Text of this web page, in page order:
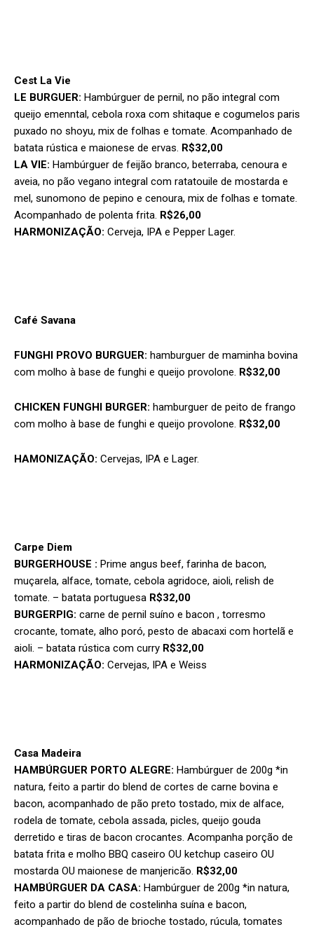
Cest La Vie
LE BURGUER: Hambúrguer de pernil, no pão integral com
queijo emenntal, cebola roxa com shitaque e cogumelos paris
puxado no shoyu, mix de folhas e tomate. Acompanhado de
batata rústica e maionese de ervas. R$32,00
LA VIE: Hambúrguer de feijão branco, beterraba, cenoura e
aveia, no pão vegano integral com ratatouile de mostarda e
mel, sunomono de pepino e cenoura, mix de folhas e tomate.
Acompanhado de polenta frita. R$26,00
HARMONIZAÇÃO: Cerveja, IPA e Pepper Lager.
Café Savana
FUNGHI PROVO BURGUER: hamburguer de maminha bovina
com molho à base de funghi e queijo provolone. R$32,00
CHICKEN FUNGHI BURGER: hamburguer de peito de frango
com molho à base de funghi e queijo provolone. R$32,00
HAMONIZAÇÃO: Cervejas, IPA e Lager.
Carpe Diem
BURGERHOUSE : Prime angus beef, farinha de bacon,
muçarela, alface, tomate, cebola agridoce, aioli, relish de
tomate. – batata portuguesa R$32,00
BURGERPIG: carne de pernil suíno e bacon , torresmo
crocante, tomate, alho poró, pesto de abacaxi com hortelã e
aioli. – batata rústica com curry R$32,00
HARMONIZAÇÃO: Cervejas, IPA e Weiss
Casa Madeira
HAMBÚRGUER PORTO ALEGRE: Hambúrguer de 200g *in
natura, feito a partir do blend de cortes de carne bovina e
bacon, acompanhado de pão preto tostado, mix de alface,
rodela de tomate, cebola assada, picles, queijo gouda
derretido e tiras de bacon crocantes. Acompanha porção de
batata frita e molho BBQ caseiro OU ketchup caseiro OU
mostarda OU maionese de manjericão. R$32,00
HAMBÚRGUER DA CASA: Hambúrguer de 200g *in natura,
feito a partir do blend de costelinha suína e bacon,
acompanhado de pão de brioche tostado, rúcula, tomates